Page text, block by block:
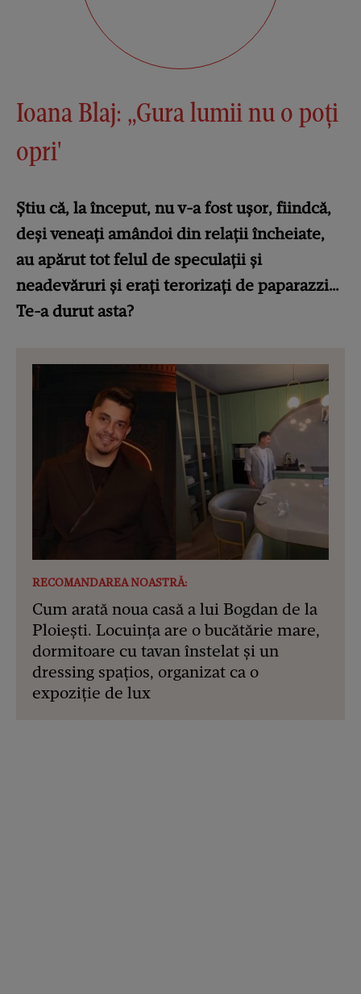
Ioana Blaj: „Gura lumii nu o poţi
opri'
Știu că, la început, nu v-a fost ușor, fiindcă,
deși veneați amândoi din relații încheiate,
au apărut tot felul de speculații și
neadevăruri și erați terorizați de paparazzi…
Te-a durut asta?
RECOMANDAREA NOASTRĂ:
Cum arată noua casă a lui Bogdan de la
Ploiești. Locuința are o bucătărie mare,
dormitoare cu tavan înstelat și un
dressing spațios, organizat ca o
expoziție de lux